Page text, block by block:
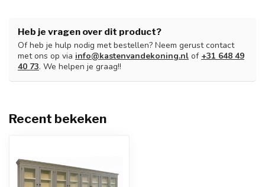
Heb je vragen over dit product?
Of heb je hulp nodig met bestellen? Neem gerust contact
met ons op via info@kastenvandekoning.nl of +31 648 49
40 73. We helpen je graag!!
Recent bekeken